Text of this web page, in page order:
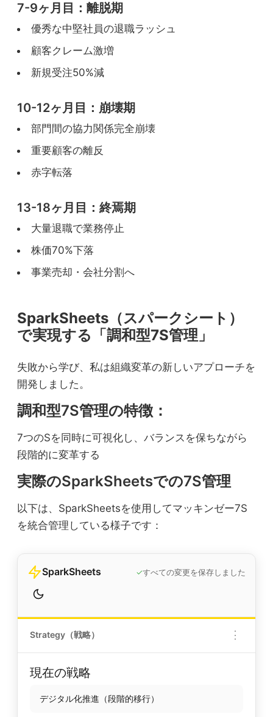
7-9ヶ月目：離脱期
優秀な中堅社員の退職ラッシュ
顧客クレーム激増
新規受注50%減
10-12ヶ月目：崩壊期
部門間の協力関係完全崩壊
重要顧客の離反
赤字転落
13-18ヶ月目：終焉期
大量退職で業務停止
株価70%下落
事業売却・会社分割へ
SparkSheets（スパークシート）
で実現する「調和型7S管理」
失敗から学び、私は組織変革の新しいアプローチを
開発しました。
調和型7S管理の特徴：
7つのSを同時に可視化し、バランスを保ちながら
段階的に変革する
実際のSparkSheetsでの7S管理
以下は、SparkSheetsを使用してマッキンゼー7S
を統合管理している様子です：
SparkSheets ✓すべての変更を保存しました
Strategy（戦略） ⋮
現在の戦略
デジタル化推進（段階的移行）